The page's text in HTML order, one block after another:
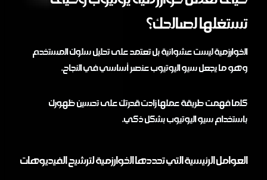
تستغلها لصالحك؟
الخوارزمية ليست عشوائية بل تعتمد على تحليل سلوك المستخدم
وهو ما يجعل سيو اليوتيوب عنصر أساسي في النجاح.
كلما فهمت طريقة عملها زادت قدرتك على تحسين ظهورك
باستخدام سيو اليوتيوب بشكل ذكي.
العوامل الرئيسية التي تحددها الخوارزمية لترشيح الفيديوهات